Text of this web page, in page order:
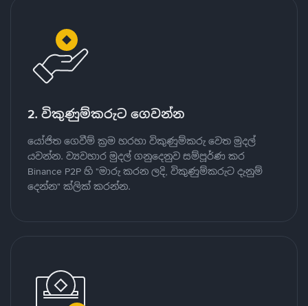
2. විකුණුම්කරුට ගෙවන්න
යෝජිත ගෙවීම් ක්‍රම හරහා විකුණුම්කරු වෙත මුදල්
යවන්න. ව්‍යවහාර මුදල් ගනුදෙනුව සම්පූර්ණ කර
Binance P2P හි "මාරු කරන ලදි, විකුණුම්කරුට දැනුම්
දෙන්න" ක්ලික් කරන්න.